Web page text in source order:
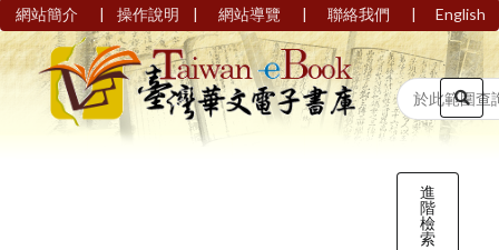
網站簡介 | 操作說明 | 網站導覽 | 聯絡我們 | English
進
階
檢
索